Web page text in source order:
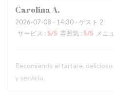
CarolinaA
2026-07-08 - 14:30 - ゲスト 2
サービス : 5/5 雰囲気 : 5/5 メニ
Recomiendo el tartare,
y servicio.